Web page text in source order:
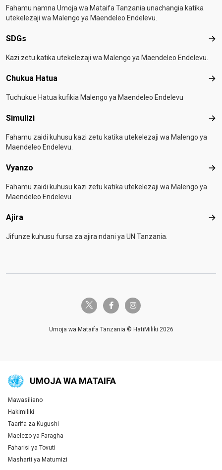
Fahamu namna Umoja wa Mataifa Tanzania unachangia katika
utekelezaji wa Malengo ya Maendeleo Endelevu.
SDGs
Kazi zetu katika utekelezaji wa Malengo ya Maendeleo Endelevu.
Chukua Hatua
Tuchukue Hatua kufikia Malengo ya Maendeleo Endelevu
Simulizi
Fahamu zaidi kuhusu kazi zetu katika utekelezaji wa Malengo ya
Maendeleo Endelevu.
Vyanzo
Fahamu zaidi kuhusu kazi zetu katika utekelezaji wa Malengo ya
Maendeleo Endelevu.
Ajira Ajira
Jifunze kuhusu fursa za ajira ndani ya UN Tanzania.
twitter-x facebook-finstagram
Umoja wa Mataifa Tanzania © HatiMiliki 2026
UMOJA WA MATAIFA
Global U.N. menu
Mawasiliano
Hakimiliki
Taarifa za Kugushi
Maelezo ya Faragha
Faharisi ya Tovuti
Masharti ya Matumizi